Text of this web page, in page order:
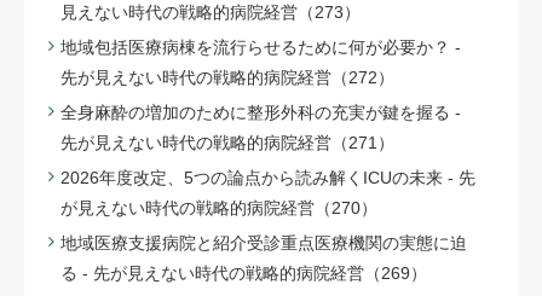
見えない時代の戦略的病院経営（273）
地域包括医療病棟を流行らせるために何が必要か？ -
先が見えない時代の戦略的病院経営（272）
全身麻酔の増加のために整形外科の充実が鍵を握る -
先が見えない時代の戦略的病院経営（271）
2026年度改定、5つの論点から読み解くICUの未来 - 先
が見えない時代の戦略的病院経営（270）
地域医療支援病院と紹介受診重点医療機関の実態に迫
る - 先が見えない時代の戦略的病院経営（269）